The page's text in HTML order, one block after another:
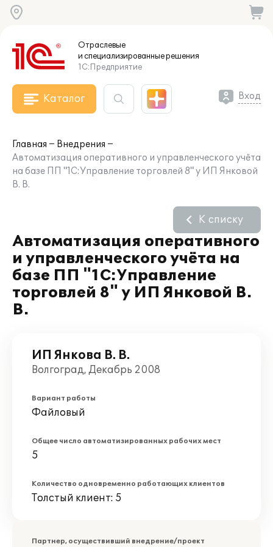
Отраслевые
и специализированныерешения
1С:Предприятие
Каталог Вход
Главная
Внедрения
Автоматизация оперативного и управленческого учёта
на базе ПП "1С:Управление торговлей 8" у ИП Янковой
В. В.
Автоматизация оперативного
и управленческого учёта на
базе ПП "1С:Управление
торговлей 8" у ИП Янковой В.
В.
К списку
ИП Янкова В. В.
Волгоград, Декабрь 2008
Вариант работы
Файловый
Общее число автоматизированных рабочих мест
5
Количество одновременно работающих клиентов
Толстый клиент: 5
Партнер, осуществивший внедрение/проект